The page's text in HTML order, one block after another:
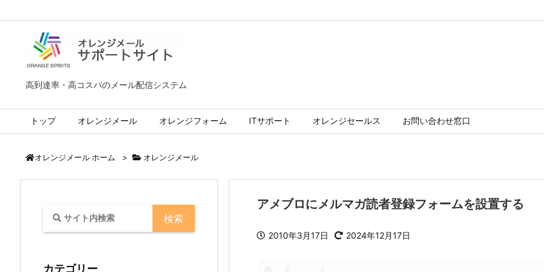
高到達率・高コスパのメール配信システム
トップ オレンジメール オレンジフォーム ITサポート オレンジセールス お問い合わせ窓口
オレンジメール ホーム > オレンジメール
アメブロにメルマガ読者登録フォームを設置する
2010年3月17日 2024年12月17日
カテゴリー